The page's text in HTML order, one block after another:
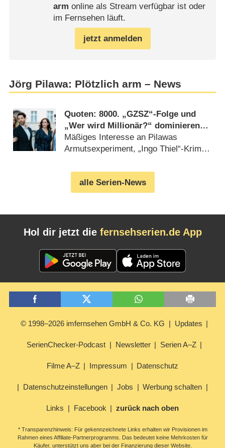
arm online als Stream verfügbar ist oder
im Fernsehen läuft.
jetzt anmelden
Jörg Pilawa: Plötzlich arm – News
Quoten: 8000. „GZSZ“-Folge und
„Wer wird Millionär?“ dominieren
beim jungen Publikum
Mäßiges Interesse an Pilawas
Armutsexperiment, „Ingo Thiel“-Krimi
alle Serien-News
Hol dir jetzt die fernsehserien.de App
© 1998–2026 imfernsehen GmbH & Co. KG Updates
SerienChecker-Podcast Newsletter Serien A–Z
Filme A–Z Impressum Datenschutz
Datenschutzeinstellungen Jobs Werbung schalten
Links Facebook zurück nach oben
* Transparenzhinweis: Für gekennzeichnete Links erhalten wir Provisionen im
Rahmen eines Affiliate-Partnerprogramms. Das bedeutet keine Mehrkosten für
Käufer, unterstützt uns aber bei der Finanzierung dieser Website.